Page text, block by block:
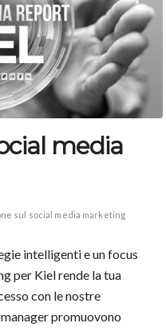
media
sul social media marketing
intelligenti e un focus
per Kiel rende la tua
con le nostre
promuovono